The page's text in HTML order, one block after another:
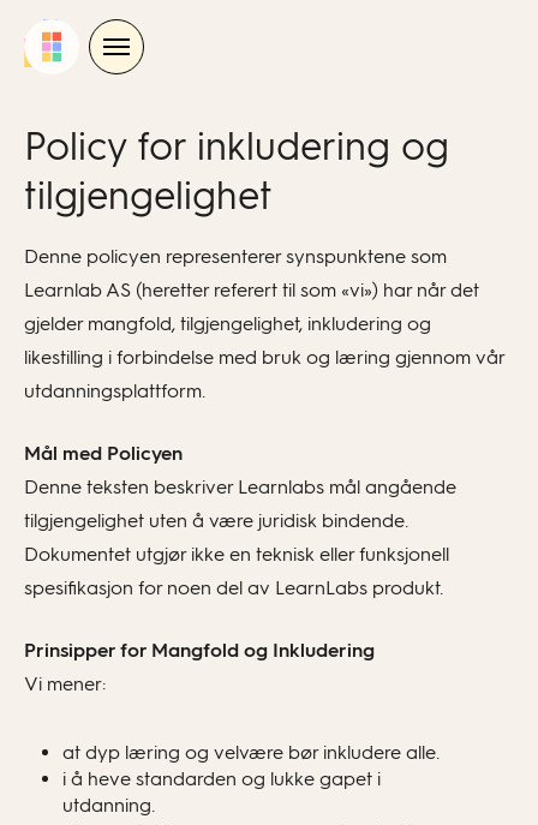
Policy for inkludering og
tilgjengelighet
Denne policyen representerer synspunktene som
Learnlab AS (heretter referert til som «vi») har når det
gjelder mangfold, tilgjengelighet, inkludering og
likestilling i forbindelse med bruk og læring gjennom vår
utdanningsplattform.
Mål med Policyen
Denne teksten beskriver Learnlabs mål angående
tilgjengelighet uten å være juridisk bindende.
Dokumentet utgjør ikke en teknisk eller funksjonell
spesifikasjon for noen del av LearnLabs produkt.
Prinsipper for Mangfold og Inkludering
Vi mener:
at dyp læring og velvære bør inkludere alle.
i å heve standarden og lukke gapet i
utdanning.